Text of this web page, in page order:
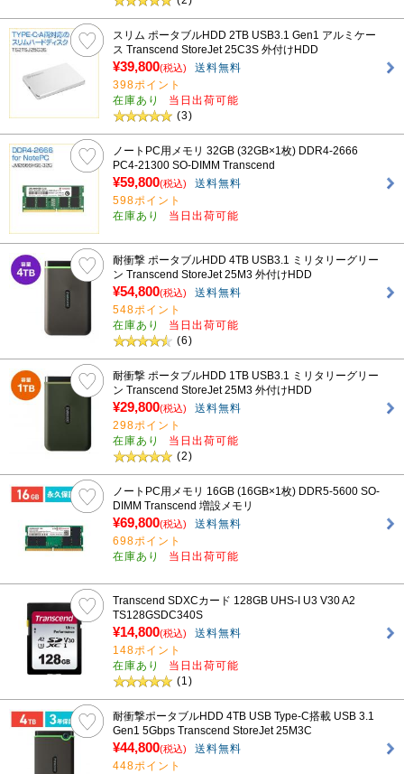
スリム ポータブルHDD 2TB USB3.1 Gen1 アルミケー
ス Transcend StoreJet 25C3S 外付けHDD
¥39,800(税込)
送料無料
398ポイント
在庫あり
当日出荷可能
(3)
ノートPC用メモリ 32GB (32GB×1枚) DDR4-2666
PC4-21300 SO-DIMM Transcend
¥59,800(税込)
送料無料
598ポイント
在庫あり
当日出荷可能
耐衝撃 ポータブルHDD 4TB USB3.1 ミリタリーグリー
ン Transcend StoreJet 25M3 外付けHDD
¥54,800(税込)
送料無料
548ポイント
在庫あり
当日出荷可能
(6)
耐衝撃 ポータブルHDD 1TB USB3.1 ミリタリーグリー
ン Transcend StoreJet 25M3 外付けHDD
¥29,800(税込)
送料無料
298ポイント
在庫あり
当日出荷可能
(2)
ノートPC用メモリ 16GB (16GB×1枚) DDR5-5600 SO-
DIMM Transcend 増設メモリ
¥69,800(税込)
送料無料
698ポイント
在庫あり
当日出荷可能
Transcend SDXCカード 128GB UHS-I U3 V30 A2
TS128GSDC340S
¥14,800(税込)
送料無料
148ポイント
在庫あり
当日出荷可能
(1)
耐衝撃ポータブルHDD 4TB USB Type-C搭載 USB 3.1
Gen1 5Gbps Transcend StoreJet 25M3C
¥44,800(税込)
送料無料
448ポイント